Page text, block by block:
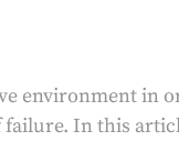
environment in
In this